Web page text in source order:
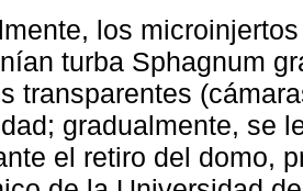
los
turba Sphagnum
transparentes
gradualmente, se
el retiro del domo,